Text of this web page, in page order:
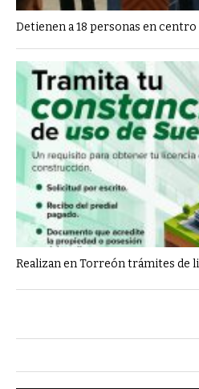
Detienen a 18 personas en
Realizan en Torreón trámites de